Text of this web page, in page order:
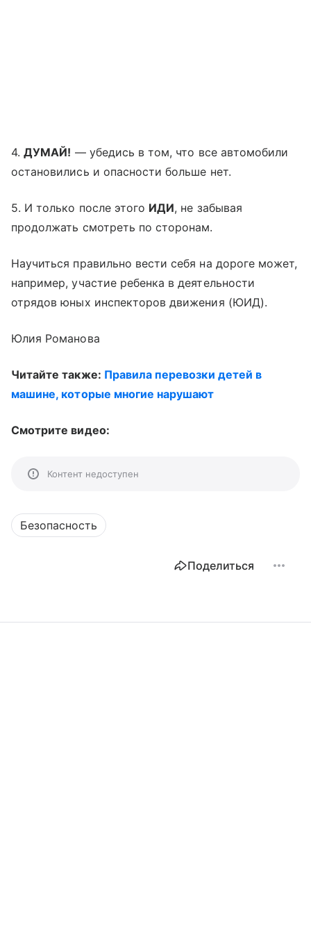
4.ДУМАЙ! — убедись в том, что все автомобили
остановились и опасности больше нет.
5. И только после этого ИДИ, не забывая
продолжать смотреть по сторонам.
Научиться правильно вести себя на дороге может,
например, участие ребенка в деятельности
отрядов юных инспекторов движения (ЮИД).
Юлия Романова
Читайте также: Правила перевозки детей в
машине, которые многие нарушают
Смотрите видео:
Контент недоступен
Безопасность
Поделиться